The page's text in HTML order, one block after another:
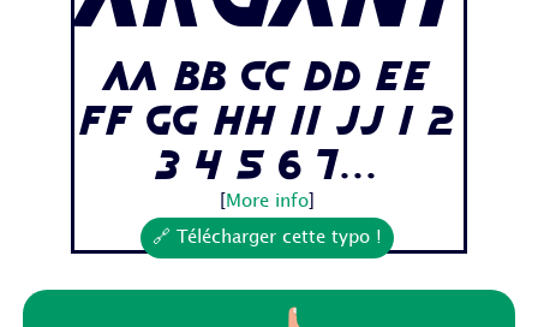
Aa Bb Cc Dd Ee
Ff Gg Hh Ii Jj 1 2
3 4 5 6 7...
More info]
🔗 Télécharger cette typo !